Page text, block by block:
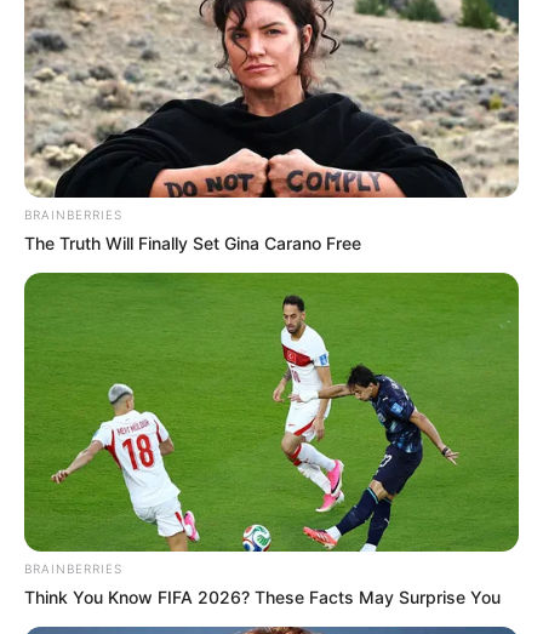
BRAINBERRIES
The Truth Will Finally Set Gina Carano Free
BRAINBERRIES
Think You Know FIFA 2026? These Facts May Surprise You